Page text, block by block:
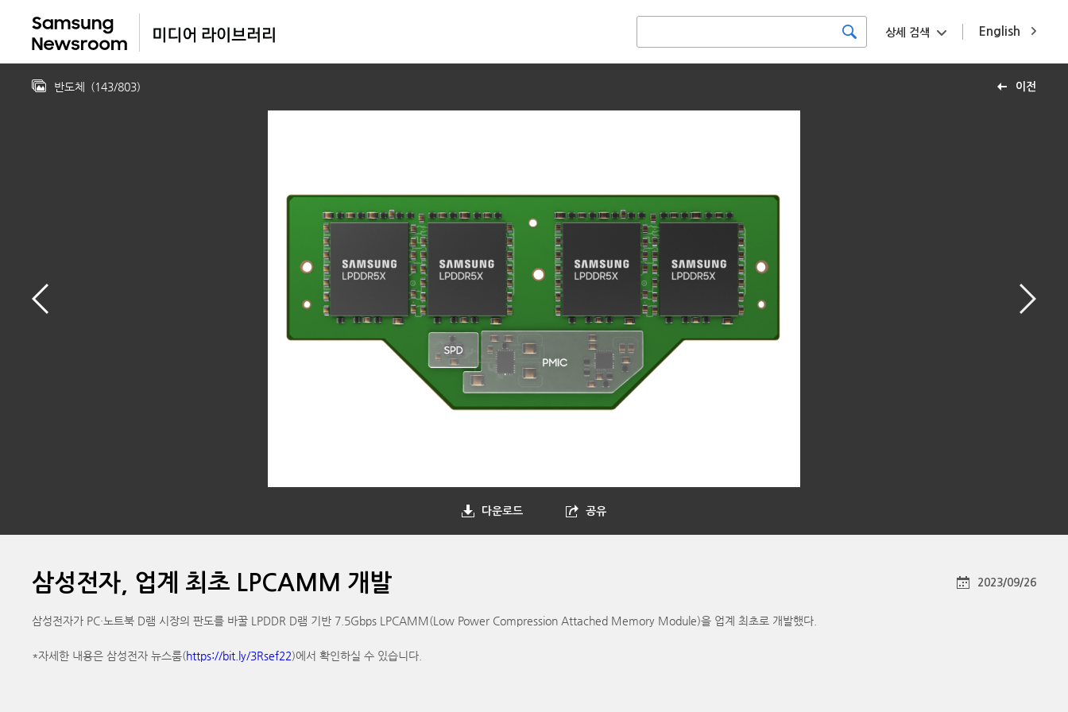
English
상세 검색
이전
반도체 (143/803)
다운로드 공유
삼성전자, 업계 최초 LPCAMM 개발 2023/09/26
삼성전자가 PC·노트북 D램 시장의 판도를 바꿀 LPDDR D램 기반 7.5Gbps LPCAMM(Low Power Compression Attached Memory Module)을 업계 최초로 개발했다.
*자세한 내용은 삼성전자 뉴스룸(https://bit.ly/3Rsef22)에서 확인하실 수 있습니다.